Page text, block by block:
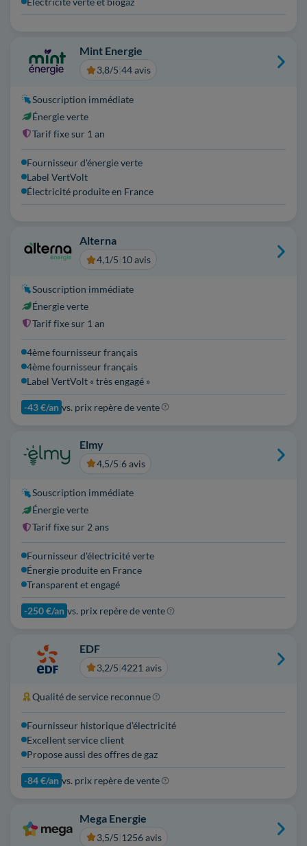
Mint Energie
3,8/5 44 avis
Souscription immédiate
Énergie verte
Tarif fixe sur 1 an
Fournisseur d'énergie verte
Label VertVolt
Électricité produite en France
Alterna
4,1/5 10 avis
Souscription immédiate
Énergie verte
Tarif fixe sur 1 an
4ème fournisseur français
4ème fournisseur français
Label VertVolt « très engagé »
-43 €/an vs. prix repère de vente
Elmy
4,5/5 6 avis
Souscription immédiate
Énergie verte
Tarif fixe sur 2 ans
Fournisseur d'électricité verte
Énergie produite en France
Transparent et engagé
-250 €/an vs. prix repère de vente
EDF
3,2/5 4221 avis
Qualité de service reconnue
Fournisseur historique d'électricité
Excellent service client
Propose aussi des offres de gaz
-84 €/an vs. prix repère de vente
Mega Energie
3,5/5 1256 avis